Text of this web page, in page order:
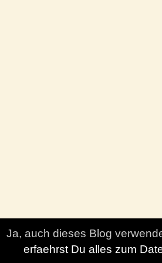
Ja, auch dieses Blog
erfaehrst Du alles zum